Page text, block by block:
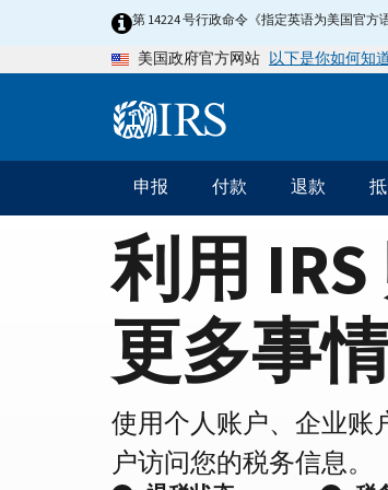
Page
第 14224 号行政命令《指定英语为美国官
美国政府官方网站 以下是你如何知
Information
主
要
导
航
申报 付款 退款
利用
更多事
使用个人账户、企业账
户访问您的税务信息。